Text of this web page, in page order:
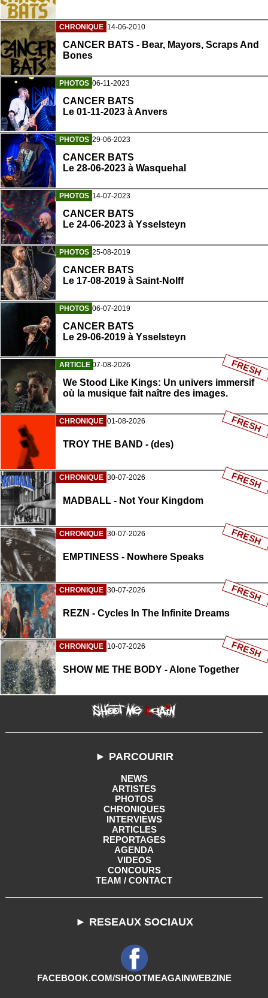
CHRONIQUE 14-06-2010
CANCER BATS - Bear, Mayors, Scraps And
Bones
PHOTOS 06-11-2023
CANCER BATS
Le 01-11-2023 à Anvers
PHOTOS 29-06-2023
CANCER BATS
Le 28-06-2023 à Wasquehal
PHOTOS 14-07-2023
CANCER BATS
Le 24-06-2023 à Ysselsteyn
PHOTOS 25-08-2019
CANCER BATS
Le 17-08-2019 à Saint-Nolff
PHOTOS 06-07-2019
CANCER BATS
Le 29-06-2019 à Ysselsteyn
ARTICLE 07-08-2026
We Stood Like Kings: Un univers immersif
où la musique fait naître des images.
FRESH
CHRONIQUE 01-08-2026
TROY THE BAND - (des)
FRESH
CHRONIQUE 30-07-2026
MADBALL - Not Your Kingdom
FRESH
CHRONIQUE 30-07-2026
EMPTINESS - Nowhere Speaks
FRESH
CHRONIQUE 30-07-2026
REZN - Cycles In The Infinite Dreams
FRESH
CHRONIQUE 10-07-2026
SHOW ME THE BODY - Alone Together
FRESH
► PARCOURIR
NEWS
ARTISTES
PHOTOS
CHRONIQUES
INTERVIEWS
ARTICLES
REPORTAGES
AGENDA
VIDEOS
CONCOURS
TEAM / CONTACT
► RESEAUX SOCIAUX
FACEBOOK.COM/SHOOTMEAGAINWEBZINE